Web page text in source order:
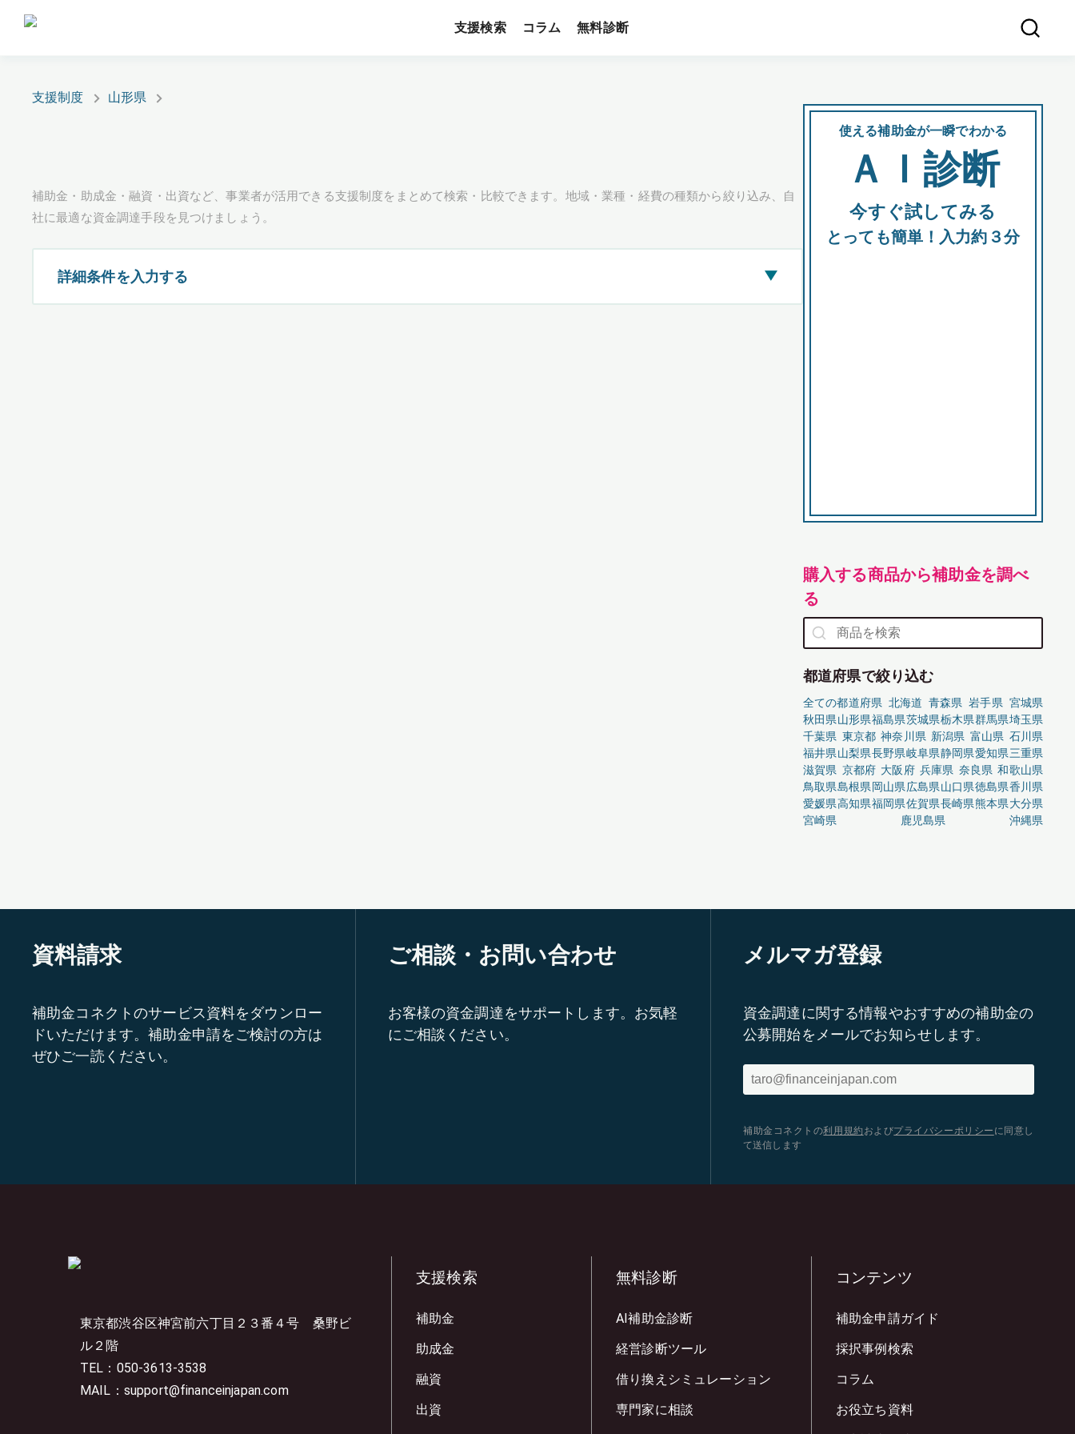
支援検索 コラム 無料診断
支援制度 山形県
補助金・助成金・融資・出資など、事業者が活用できる支援制度をまとめて検索・比較できます。地域・業種・経費の種類から絞り込み、自
社に最適な資金調達手段を見つけましょう。
詳細条件を入力する ▶
使える補助金が一瞬でわかる
ＡＩ診断
今すぐ試してみる
とっても簡単！入力約３分
購入する商品から補助金を調べ
る
都道府県で絞り込む
全ての都道府県 北海道 青森県 岩手県 宮城県
秋田県山形県福島県茨城県栃木県群馬県埼玉県
千葉県 東京都 神奈川県 新潟県 富山県 石川県
福井県山梨県長野県岐阜県静岡県愛知県三重県
滋賀県 京都府 大阪府 兵庫県 奈良県 和歌山県
鳥取県島根県岡山県広島県山口県徳島県香川県
愛媛県高知県福岡県佐賀県長崎県熊本県大分県
宮崎県
鹿児島県 沖縄県
資料請求
補助金コネクトのサービス資料をダウンロー
ドいただけます。補助金申請をご検討の方は
ぜひご一読ください。
ご相談・お問い合わせ
お客様の資金調達をサポートします。お気軽
にご相談ください。
メルマガ登録
資金調達に関する情報やおすすめの補助金の
公募開始をメールでお知らせします。
補助金コネクトの利用規約 およびプライバシーポリシー に同意し
て送信します
東京都渋谷区神宮前六丁目２３番４号 桑野ビ
ル２階
TEL：050-3613-3538
MAIL：support@financeinjapan.com
支援検索
補助金
助成金
融資
出資
無料診断
AI補助金診断
経営診断ツール
借り換えシミュレーション
専門家に相談
コンテンツ
補助金申請ガイド
採択事例検索
コラム
お役立ち資料